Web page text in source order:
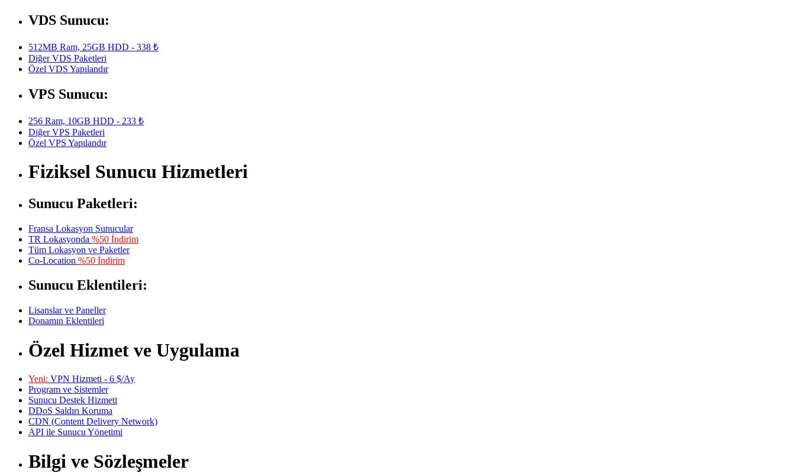
VDS Sunucu:
512MB Ram, 25GB HDD - 338 ₺
Diğer VDS Paketleri
Özel VDS Yapılandır
VPS Sunucu:
256 Ram, 10GB HDD - 233 ₺
Diğer VPS Paketleri
Özel VPS Yapılandır
Fiziksel Sunucu Hizmetleri
Sunucu Paketleri:
Fransa Lokasyon Sunucular
TR Lokasyonda %50 İndirim
Tüm Lokasyon ve Paketler
Co-Location %50 İndirim
Sunucu Eklentileri:
Lisanslar ve Paneller
Donamın Eklentileri
Özel Hizmet ve Uygulama
Yeni: VPN Hizmeti - 6 $/Ay
Program ve Sistemler
Sunucu Destek Hizmeti
DDoS Saldırı Koruma
CDN (Content Delivery Network)
API ile Sunucu Yönetimi
Bilgi ve Sözleşmeler